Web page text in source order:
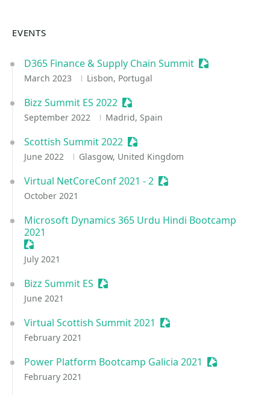
EVENTS
D365 Finance & Supply Chain Summit Sessionize
March 2023 Lisbon, Portugal
Bizz Summit ES 2022 Sessionize Event
September 2022 Madrid, Spain
Scottish Summit 2022 Sessionize Event
June 2022 Glasgow, United Kingdom
Virtual NetCoreConf 2021 - 2 Sessionize Event
October 2021
Microsoft Dynamics 365 Urdu Hindi Bootcamp
2021
Sessionize Event
July 2021
Bizz Summit ES Sessionize Event
June 2021
Virtual Scottish Summit 2021 Sessionize Event
February 2021
Power Platform Bootcamp Galicia 2021 Sessionize
February 2021